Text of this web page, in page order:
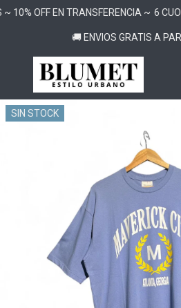
10% OFF EN TRANSFERENCIA ~ 6
🚚 ENVIOS GRATIS A
SIN STOCK